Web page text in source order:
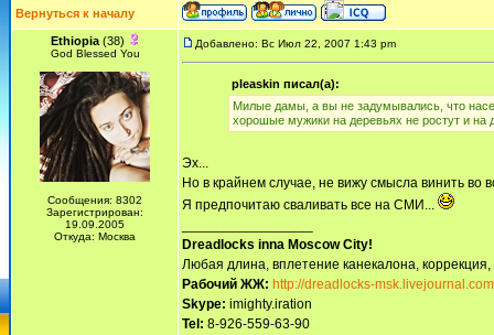
Вернуться к началу
Ethiopia(38)
God Blessed You
Сообщения: 8302
Зарегистрирован:
19.09.2005
Откуда: Москва
Добавлено: Вс Июл 22, 2007 1:43 pm
pleaskin писал(а):
Милые дамы, а вы не задумывались, что
хорошые мужики на деревьях не ростут и на
Эх...
Но в крайнем случае, не вижу смысла винить во
Я предпочитаю сваливать все на СМИ...
Dreadlocks inna Moscow Сity!
Любая длина, вплетение канекалона,
Рабочий ЖЖ: http://dreadlocks-
Skype: imighty.iration
Tel: 8-926-559-63-90